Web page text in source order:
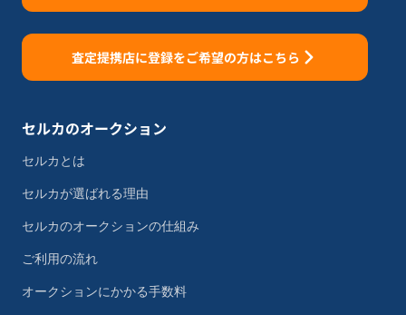
査定提携店に登録をご希望の方はこちら
セルカのオークション
セルカとは
セルカが選ばれる理由
セルカのオークションの仕組み
ご利用の流れ
オークションにかかる手数料